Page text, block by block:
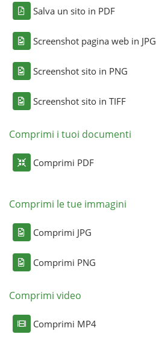
Salva un sito in PDF
Screenshot pagina web in JPG
Screenshot sito in PNG
Screenshot sito in TIFF
Comprimi i tuoi documenti
Comprimi PDF
Comprimi le tue immagini
Comprimi JPG
Comprimi PNG
Comprimi video
Comprimi MP4